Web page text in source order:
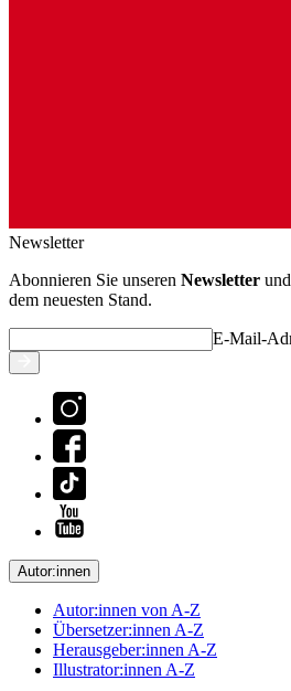
Newsletter
Abonnieren Sie unseren Newsletter
dem neuesten Stand.
E-Mail-
Autor:innen
Autor:innen von A-Z
Übersetzer:innen A-Z
Herausgeber:innen A-Z
Illustrator:innen A-Z